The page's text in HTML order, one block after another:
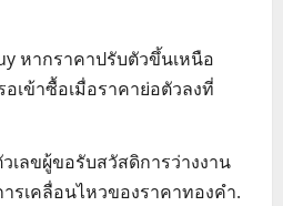
หากราคาปรับตัวขึ้นเหนือ
เข้าซื้อเมื่อราคาย่อตัวลงที่
เลขผู้ขอรับสวัสดิการว่างงาน
รเคลื่อนไหวของราคาทองคำ.